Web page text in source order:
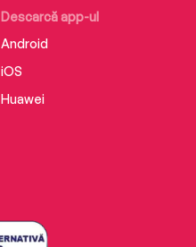
Descarcă app-ul
Android
iOS
Huawei